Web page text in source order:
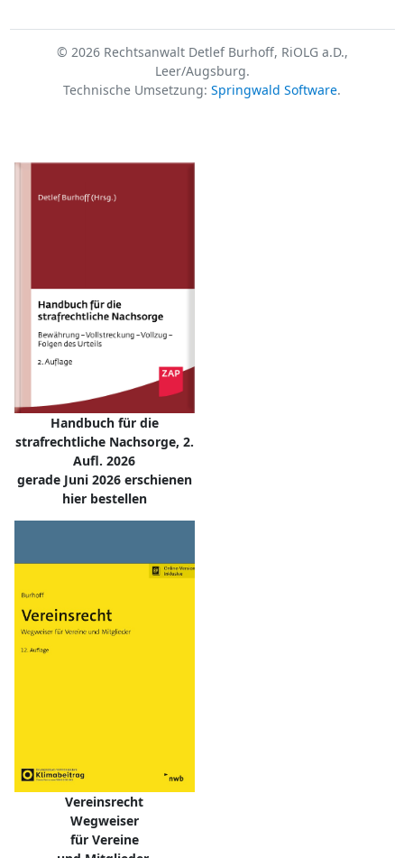
© 2026 Rechtsanwalt Detlef Burhoff, RiOLG a.D.,
Leer/Augsburg.
Technische Umsetzung: Springwald Software.
Handbuch für die
strafrechtliche Nachsorge, 2.
Aufl. 2026
gerade Juni 2026 erschienen
hier bestellen
Vereinsrecht
Wegweiser
für Vereine